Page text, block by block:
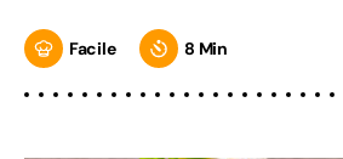
Facile 8 Min